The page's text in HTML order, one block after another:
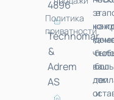
в
было
и
4896
Technomar
&
Adrem
AS
Политика
приватности
ваш
дом